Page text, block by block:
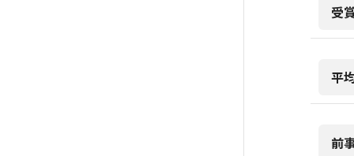
受
平
前